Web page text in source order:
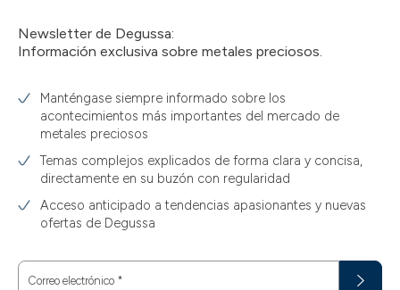
Newsletter de Degussa:
Información exclusiva sobre metales preciosos.
Manténgase siempre informado sobre los
acontecimientos más importantes del mercado de
metales preciosos
Temas complejos explicados de forma clara y concisa,
directamente en su buzón con regularidad
Acceso anticipado a tendencias apasionantes y nuevas
ofertas de Degussa
Correo electrónico *